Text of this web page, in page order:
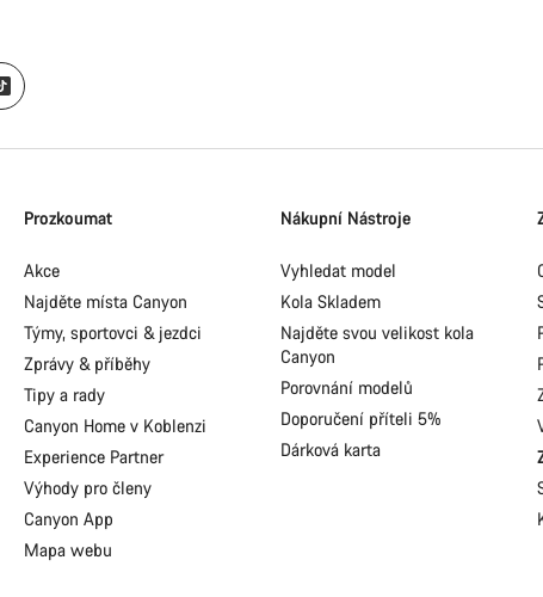
Prozkoumat
Akce
Najděte místa Canyon
Týmy, sportovci & jezdci
Zprávy & příběhy
Tipy a rady
Canyon Home v Koblenzi
Experience Partner
Výhody pro členy
Canyon App
Mapa webu
Nákupní Nástroje
Vyhledat model
Kola Skladem
Najděte svou velikost kola
Canyon
Porovnání modelů
Doporučení příteli 5%
Dárková karta